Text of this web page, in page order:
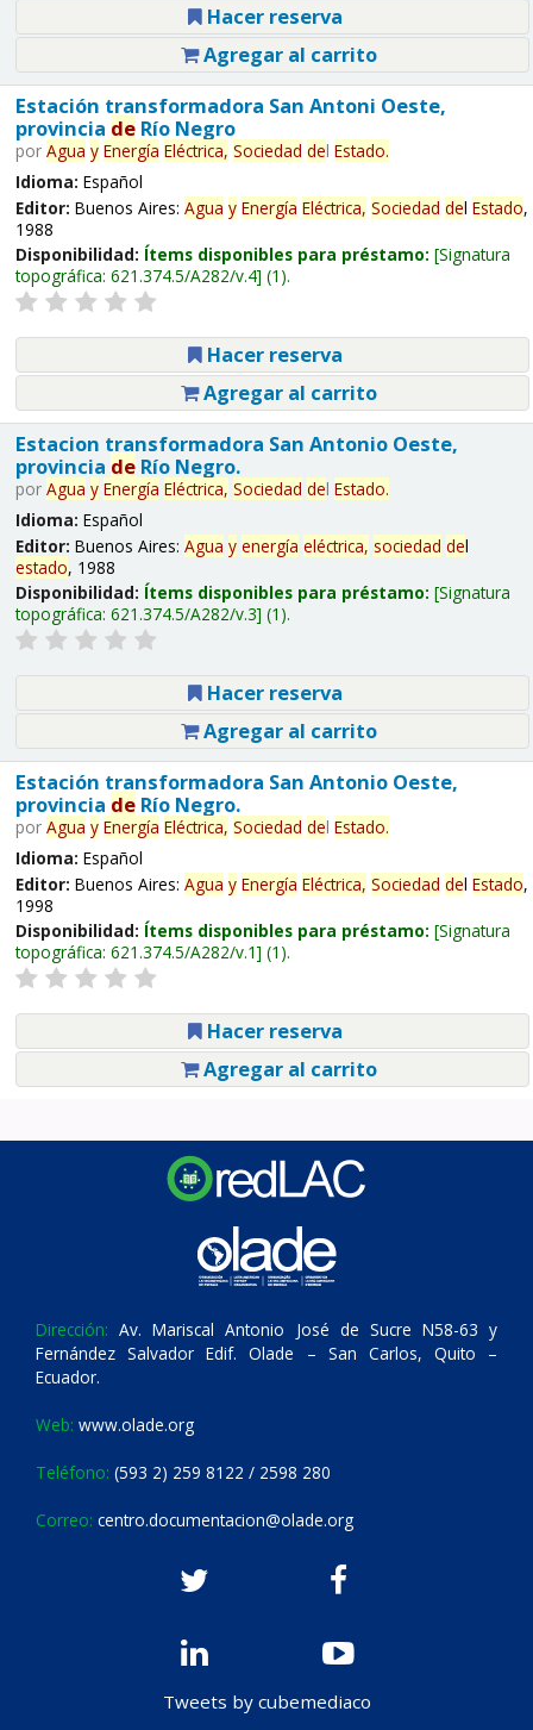
Hacer reserva
Agregar al carrito
Estación transformadora San Antoni Oeste,
provincia deRío Negro
por Agua y Energía Eléctrica, Sociedad del Estado.
Idioma: Español
Editor: Buenos Aires: Agua y Energía Eléctrica, Sociedad del Estado,
1988
Disponibilidad: Ítems disponibles para préstamo: Signatura
topográfica: 621.374.5/A282/v.4 (1).
Hacer reserva
Agregar al carrito
Estacion transformadora San Antonio Oeste,
provincia deRío Negro.
por Agua y Energía Eléctrica, Sociedad del Estado.
Idioma: Español
Editor: Buenos Aires: Agua y energía eléctrica, sociedad del
estado, 1988
Disponibilidad: Ítems disponibles para préstamo: Signatura
topográfica: 621.374.5/A282/v.3 (1).
Hacer reserva
Agregar al carrito
Estación transformadora San Antonio Oeste,
provincia deRío Negro.
por Agua y Energía Eléctrica, Sociedad del Estado.
Idioma: Español
Editor: Buenos Aires: Agua y Energía Eléctrica, Sociedad del Estado,
1998
Disponibilidad: Ítems disponibles para préstamo: Signatura
topográfica: 621.374.5/A282/v.1 (1).
Hacer reserva
Agregar al carrito
Dirección: Av. Mariscal Antonio José de Sucre N58-63 y
Fernández Salvador Edif. Olade – San Carlos, Quito –
Ecuador.
Web: www.olade.org
Teléfono: (593 2) 259 8122 / 2598 280
Correo: centro.documentacion@olade.org
Tweets by cubemediaco